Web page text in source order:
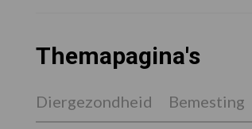
Themapagina's
Diergezondheid Bemesting